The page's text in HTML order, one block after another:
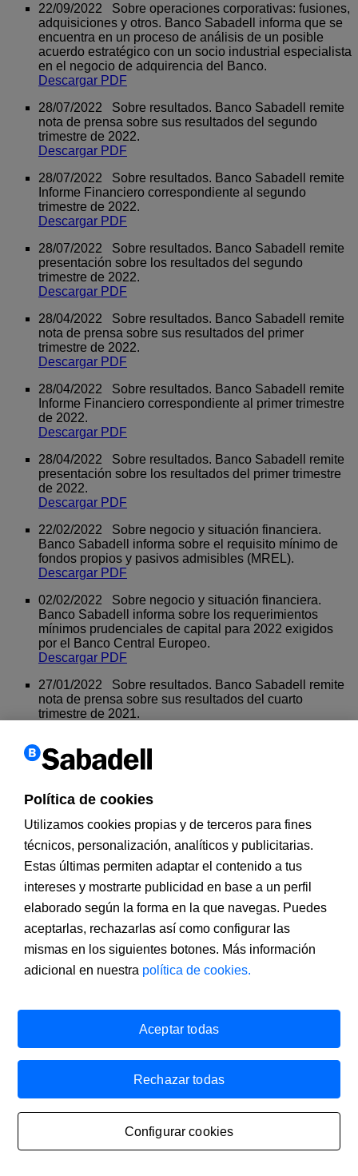
22/09/2022 Sobre operaciones corporativas: fusiones,
adquisiciones y otros. Banco Sabadell informa que se
encuentra en un proceso de análisis de un posible
acuerdo estratégico con un socio industrial especialista
en el negocio de adquirencia del Banco.
Descargar PDF
28/07/2022 Sobre resultados. Banco Sabadell remite
nota de prensa sobre sus resultados del segundo
trimestre de 2022.
Descargar PDF
28/07/2022 Sobre resultados. Banco Sabadell remite
Informe Financiero correspondiente al segundo
trimestre de 2022.
Descargar PDF
28/07/2022 Sobre resultados. Banco Sabadell remite
presentación sobre los resultados del segundo
trimestre de 2022.
Descargar PDF
28/04/2022 Sobre resultados. Banco Sabadell remite
nota de prensa sobre sus resultados del primer
trimestre de 2022.
Descargar PDF
28/04/2022 Sobre resultados. Banco Sabadell remite
Informe Financiero correspondiente al primer trimestre
de 2022.
Descargar PDF
28/04/2022 Sobre resultados. Banco Sabadell remite
presentación sobre los resultados del primer trimestre
de 2022.
Descargar PDF
22/02/2022 Sobre negocio y situación financiera.
Banco Sabadell informa sobre el requisito mínimo de
fondos propios y pasivos admisibles (MREL).
Descargar PDF
02/02/2022 Sobre negocio y situación financiera.
Banco Sabadell informa sobre los requerimientos
mínimos prudenciales de capital para 2022 exigidos
por el Banco Central Europeo.
Descargar PDF
27/01/2022 Sobre resultados. Banco Sabadell remite
nota de prensa sobre sus resultados del cuarto
trimestre de 2021.
27/01/2022 Sobre resultados. Banco Sabadell remite
Informe Financiero correspondiente al cuarto trimestre
Descargar PDF
27/01/2022 Sobre resultados. Banco Sabadell remite
presentación sobre los resultados del cuarto trimestre
de 2021.
Descargar PDF
27/01/2022 Sobre negocio y situación financiera.
Banco Sabadell comunica información sobre
dividendos.
Descargar PDF
Año 2021
08/11/2021 Sobre emisiones de instrumentos
financieros. Banco Sabadell comunica que en el día de
hoy ha acordado realizar una emisión de valores
perpetuos eventualmente convertibles en acciones
Descargar PDF
Política de cookies
Utilizamos cookies propias y de terceros para fines
técnicos, personalización, analíticos y publicitarias.
Estas últimas permiten adaptar el contenido a tus
intereses y mostrarte publicidad en base a un perfil
elaborado según la forma en la que navegas. Puedes
aceptarlas, rechazarlas así como configurar las
mismas en los siguientes botones. Más información
adicional en nuestra política de cookies.
Configurar cookies
Rechazar todas
Aceptar todas